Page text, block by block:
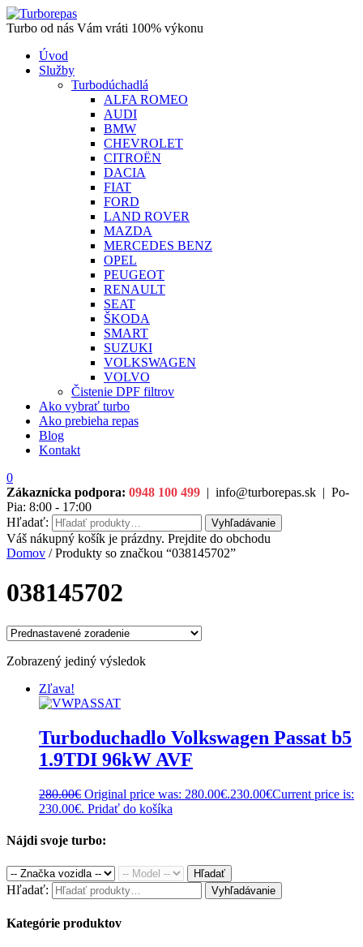
Turbo od nás Vám vráti 100% výkonu
Úvod
Služby
Turbodúchadlá
ALFA ROMEO
AUDI
BMW
CHEVROLET
CITROËN
DACIA
FIAT
FORD
LAND ROVER
MAZDA
MERCEDES BENZ
OPEL
PEUGEOT
RENAULT
SEAT
ŠKODA
SMART
SUZUKI
VOLKSWAGEN
VOLVO
Čistenie DPF filtrov
Ako vybrať turbo
Ako prebieha repas
Blog
Kontakt
0
Zákaznícka podpora: 0948 100 499 | info@turborepas.sk | Po-
Pia: 8:00 - 17:00
Hľadať:
Vyhľadávanie
Váš nákupný košík je prázdny. Prejdite do obchodu
Domov / Produkty so značkou “038145702”
038145702
Zobrazený jediný výsledok
Zľava!
Turboduchadlo Volkswagen Passat b5
1.9TDI 96kW AVF
280.00€ Original price was: 280.00€.230.00€Current price is:
230.00€. Pridať do košíka
Nájdi svoje turbo:
Hľadať
Hľadať: Vyhľadávanie
Kategórie produktov